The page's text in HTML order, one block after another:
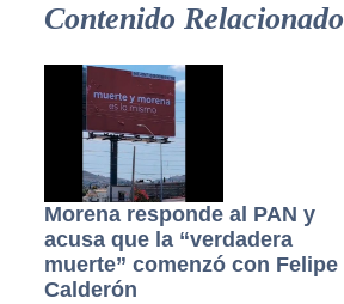
Contenido Relacionado
Morena responde al PAN y
acusa que la “verdadera
muerte” comenzó con Felipe
Calderón